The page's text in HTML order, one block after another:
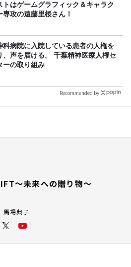
トはゲームグラフィック＆キャラク
専攻の遠藤里桜さん！
科病院に入院している患者の人権を
、声を届ける。 千葉精神医療人権セ
ーの取り組み
Recommended by
～未来への贈り物～
馬場典子